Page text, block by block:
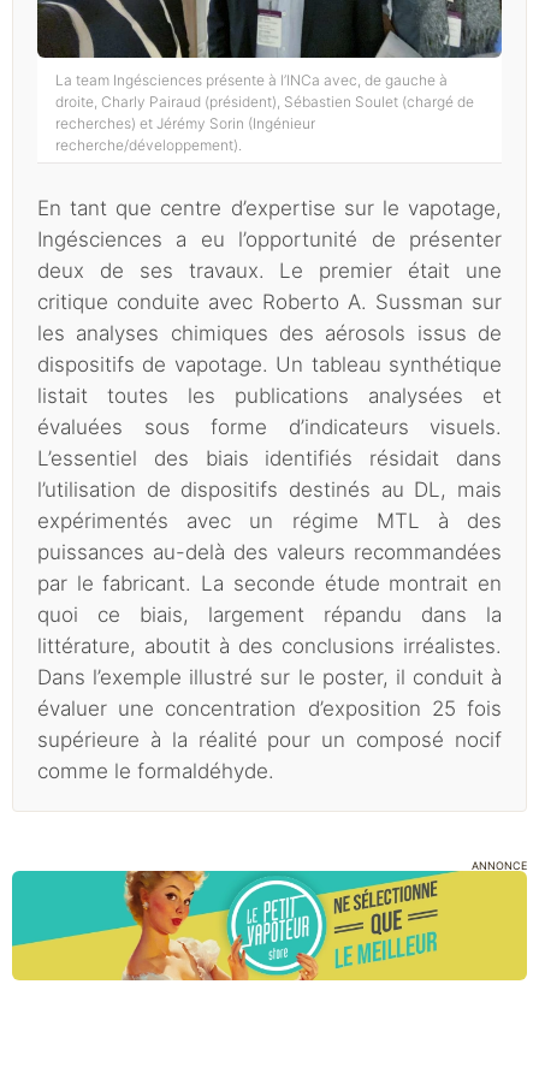
La team Ingésciences présente à l’INCa avec, de gauche à
droite, Charly Pairaud (président), Sébastien Soulet (chargé de
recherches) et Jérémy Sorin (Ingénieur
recherche/développement).
En tant que centre d’expertise sur le vapotage,
Ingésciences a eu l’opportunité de présenter
deux de ses travaux. Le premier était une
critique conduite avec Roberto A. Sussman sur
les analyses chimiques des aérosols issus de
dispositifs de vapotage. Un tableau synthétique
listait toutes les publications analysées et
évaluées sous forme d’indicateurs visuels.
L’essentiel des biais identifiés résidait dans
l’utilisation de dispositifs destinés au DL, mais
expérimentés avec un régime MTL à des
puissances au-delà des valeurs recommandées
par le fabricant. La seconde étude montrait en
quoi ce biais, largement répandu dans la
littérature, aboutit à des conclusions irréalistes.
Dans l’exemple illustré sur le poster, il conduit à
évaluer une concentration d’exposition 25 fois
supérieure à la réalité pour un composé nocif
comme le formaldéhyde.
ANNONCE